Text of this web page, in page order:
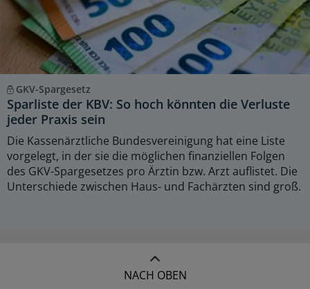
GKV-Spargesetz
Sparliste der KBV: So hoch könnten die Verluste
jeder Praxis sein
Die Kassenärztliche Bundesvereinigung hat eine Liste
vorgelegt, in der sie die möglichen finanziellen Folgen
des GKV-Spargesetzes pro Ärztin bzw. Arzt auflistet. Die
Unterschiede zwischen Haus- und Fachärzten sind groß.
NACH OBEN